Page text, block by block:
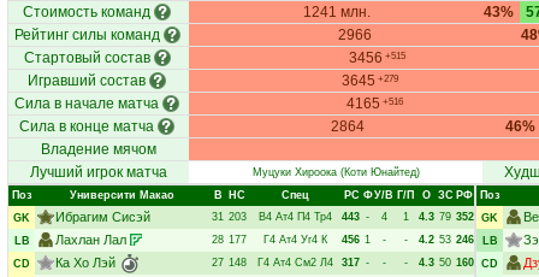
Стоимость команд 1241 млн. 43%
Рейтинг силы команд
2966
Стартовый состав
3456 +515
Игравший состав 3645 +279
Сила в начале матча 4165 +516
Сила в конце матча 2864
46%
Владение мячом
Лучший игрок матча
Муцуки Хироока(Коти Юнайтед)
Поз Университи Макао В НC Спец РC ФУ/В Г/П О ЗС РФ
GK
Ибрагим Сисэй 31 203 В4 Ат4 П4 Тр4 443 - 4 1 4.3 79 352
LB
Лахлан Лал 28 177 Г4 Ат4 Уг4 К 456 1 - - 4.2 53 246
CD
Ка Хо Лэй 27 148 Г4 Ат4 См2 Л4 317 - - - 4.3 50 160
Поз
GK
LB
CD